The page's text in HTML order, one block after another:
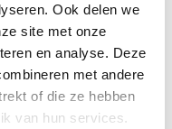
Ook delen we
site met onze
en analyse. Deze
met andere
of die ze hebben
van hun services.
incontinentie.